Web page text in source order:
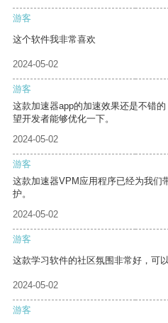
游客
这个软件我非常喜欢
2024-05-02
游客
这款加速器app的加速效果还是不错
望开发者能够优化一下。
2024-05-02
游客
这款加速器VPM应用程序已经为我们
护。
2024-05-02
游客
这款学习软件的社区氛围非常好，可
2024-05-02
游客